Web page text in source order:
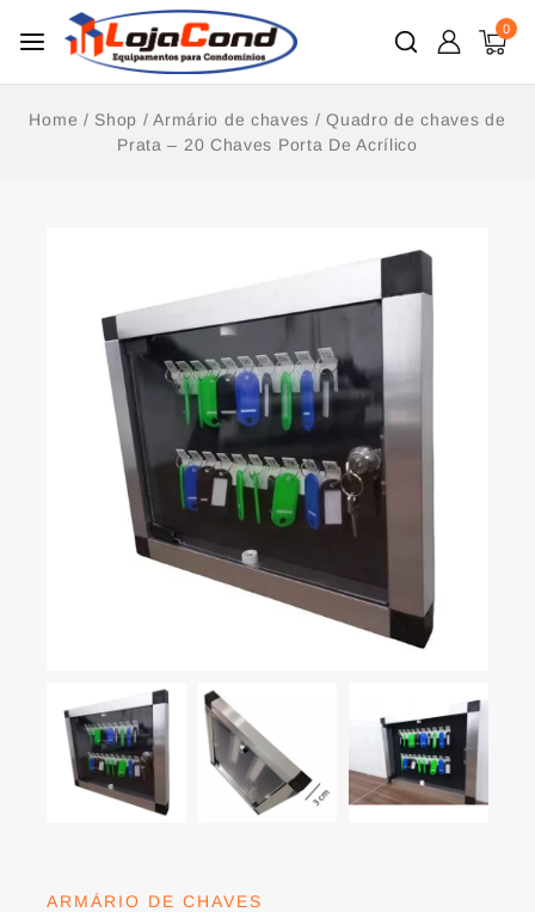
0
Home / Shop / Armário de chaves / Quadro de chaves de
Prata – 20 Chaves Porta De Acrílico
ARMÁRIO DE CHAVES